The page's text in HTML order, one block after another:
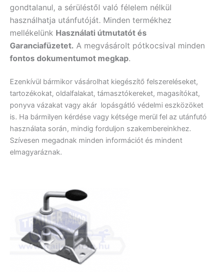
gondtalanul, a sérüléstől való félelem nélkül
használhatja utánfutóját. Minden termékhez
mellékelünk Használati útmutatót és
Garanciafüzetet. A megvásárolt pótkocsival minden
fontos dokumentumot megkap.
Ezenkívül bármikor vásárolhat kiegészítő felszereléseket,
tartozékokat, oldalfalakat, támasztókereket, magasítókat,
ponyva vázakat vagy akár lopásgátló védelmi eszközöket
is. Ha bármilyen kérdése vagy kétsége merül fel az utánfutó
használata során, mindig forduljon szakembereinkhez.
Szívesen megadnak minden információt és mindent
elmagyaráznak.